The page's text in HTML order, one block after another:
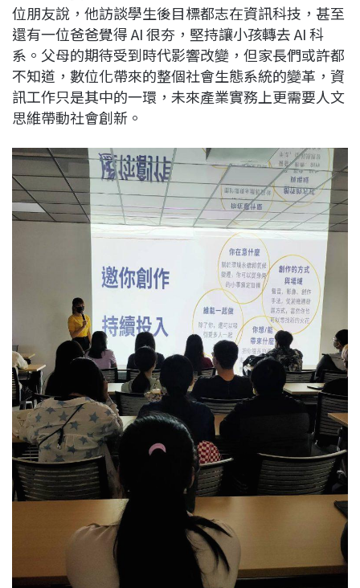
位朋友說，他訪談學生後目標都志在資訊科技，甚至
還有一位爸爸覺得 AI 很夯，堅持讓小孩轉去 AI 科
系。父母的期待受到時代影響改變，但家長們或許都
不知道，數位化帶來的整個社會生態系統的變革，資
訊工作只是其中的一環，未來產業實務上更需要人文
思維帶動社會創新。